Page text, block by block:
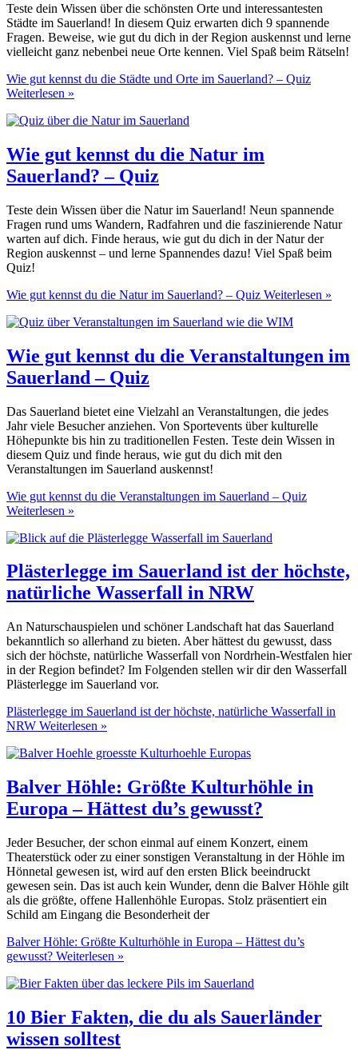
Teste dein Wissen über die schönsten Orte und interessantesten
Städte im Sauerland! In diesem Quiz erwarten dich 9 spannende
Fragen. Beweise, wie gut du dich in der Region auskennst und lerne
vielleicht ganz nebenbei neue Orte kennen. Viel Spaß beim Rätseln!
Wie gut kennst du die Städte und Orte im Sauerland? – Quiz
Weiterlesen »
Wie gut kennst du die Natur im
Sauerland? – Quiz
Teste dein Wissen über die Natur im Sauerland! Neun spannende
Fragen rund ums Wandern, Radfahren und die faszinierende Natur
warten auf dich. Finde heraus, wie gut du dich in der Natur der
Region auskennst – und lerne Spannendes dazu! Viel Spaß beim
Quiz!
Wie gut kennst du die Natur im Sauerland? – Quiz Weiterlesen »
Wie gut kennst du die Veranstaltungen im
Sauerland – Quiz
Das Sauerland bietet eine Vielzahl an Veranstaltungen, die jedes
Jahr viele Besucher anziehen. Von Sportevents über kulturelle
Höhepunkte bis hin zu traditionellen Festen. Teste dein Wissen in
diesem Quiz und finde heraus, wie gut du dich mit den
Veranstaltungen im Sauerland auskennst!
Wie gut kennst du die Veranstaltungen im Sauerland – Quiz
Weiterlesen »
Plästerlegge im Sauerland ist der höchste,
natürliche Wasserfall in NRW
An Naturschauspielen und schöner Landschaft hat das Sauerland
bekanntlich so allerhand zu bieten. Aber hättest du gewusst, dass
sich der höchste, natürliche Wasserfall von Nordrhein-Westfalen hier
in der Region befindet? Im Folgenden stellen wir dir den Wasserfall
Plästerlegge im Sauerland vor.
Plästerlegge im Sauerland ist der höchste, natürliche Wasserfall in
NRW Weiterlesen »
Balver Höhle: Größte Kulturhöhle in
Europa – Hättest du’s gewusst?
Jeder Besucher, der schon einmal auf einem Konzert, einem
Theaterstück oder zu einer sonstigen Veranstaltung in der Höhle im
Hönnetal gewesen ist, wird auf den ersten Blick beeindruckt
gewesen sein. Das ist auch kein Wunder, denn die Balver Höhle gilt
als die größte, offene Hallenhöhle Europas. Stolz präsentiert ein
Schild am Eingang die Besonderheit der
Balver Höhle: Größte Kulturhöhle in Europa – Hättest du’s
gewusst? Weiterlesen »
10 Bier Fakten, die du als Sauerländer
wissen solltest